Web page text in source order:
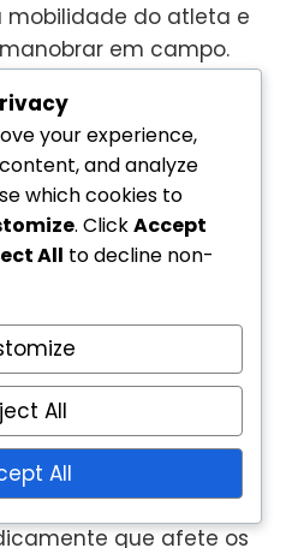
mobilidade do atleta e
em campo.
às suas
que pode levar a
os atletas são
critérios de
para o ténis em
diferir
de outros desportos
os atletas devem
física permanente
que afete os
your experience,
and analyze
which cookies to
. ClickAccept
All to decline non-
All
All